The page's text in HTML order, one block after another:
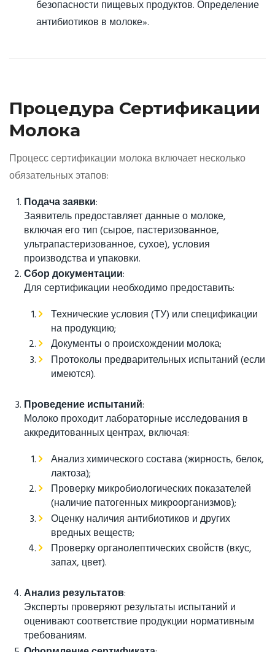
безопасности пищевых продуктов. Определение
антибиотиков в молоке».
Процедура Сертификации
Молока
Процесс сертификации молока включает несколько
обязательных этапов:
Подача заявки:
Заявитель предоставляет данные о молоке,
включая его тип (сырое, пастеризованное,
ультрапастеризованное, сухое), условия
производства и упаковки.
Сбор документации:
Для сертификации необходимо предоставить:
Технические условия (ТУ) или спецификации
на продукцию;
Документы о происхождении молока;
Протоколы предварительных испытаний (если
имеются).
Проведение испытаний:
Молоко проходит лабораторные исследования в
аккредитованных центрах, включая:
Анализ химического состава (жирность, белок,
лактоза);
Проверку микробиологических показателей
(наличие патогенных микроорганизмов);
Оценку наличия антибиотиков и других
вредных веществ;
Проверку органолептических свойств (вкус,
запах, цвет).
Анализ результатов:
Эксперты проверяют результаты испытаний и
оценивают соответствие продукции нормативным
требованиям.